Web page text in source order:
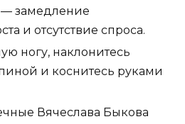
— замедление
и отсутствие спроса.
ногу, наклонитесь
и коснитесь руками
Вячеслава Быкова